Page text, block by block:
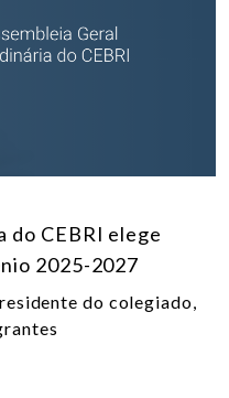
do CEBRI elege
2025-2027
do colegiado,